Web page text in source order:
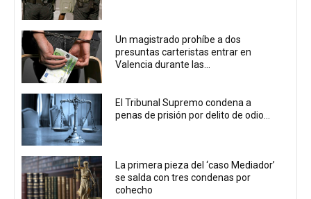
Un magistrado prohíbe a dos
presuntas carteristas entrar en
Valencia durante las...
El Tribunal Supremo condena a
penas de prisión por delito de odio...
La primera pieza del ‘caso Mediador’
se salda con tres condenas por
cohecho